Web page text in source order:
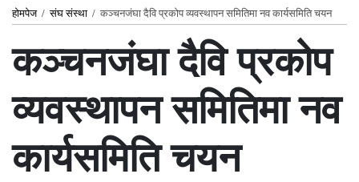
होमपेज/संघ संस्था / कञ्चनजंघा दैवि प्रकोप व्यवस्थापन समितिमा नव कार्यसमिति चयन
कञ्चनजंघा दैवि प्रकोप
व्यवस्थापन समितिमा नव
कार्यसमिति चयन